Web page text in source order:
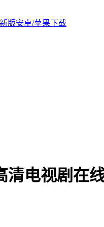
版安卓/苹果下载
清电视剧在